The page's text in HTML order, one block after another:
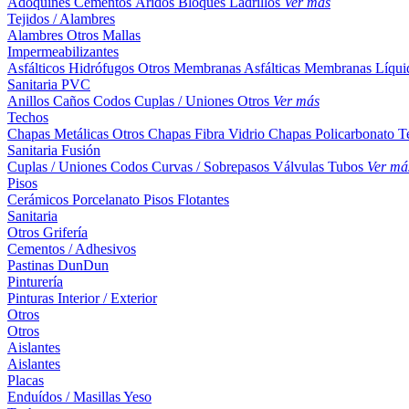
Tejidos / Alambres
Alambres Otros Mallas
Impermeabilizantes
Asfálticos Hidrófugos Otros Membranas Asfálticas Membranas
Sanitaria PVC
Anillos Caños Codos Cuplas / Uniones Otros Ver más
Techos
Chapas Metálicas Otros Chapas Fibra Vidrio Chapas Policarbonato
Sanitaria Fusión
Cuplas / Uniones Codos Curvas / Sobrepasos Válvulas Tubos Ver
Pisos
Cerámicos Porcelanato Pisos Flotantes
Sanitaria
Otros Grifería
Cementos / Adhesivos
Pastinas DunDun
Pinturería
Pinturas Interior / Exterior
Otros
Otros
Aislantes
Aislantes
Placas
Enduídos / MasillasYeso